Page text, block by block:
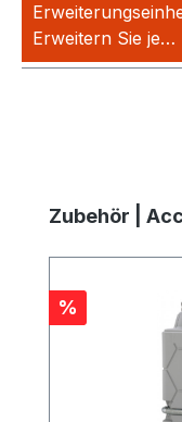
Erweitern Sie je…
Produktgalerie
Zubehör |
Rabatt
%